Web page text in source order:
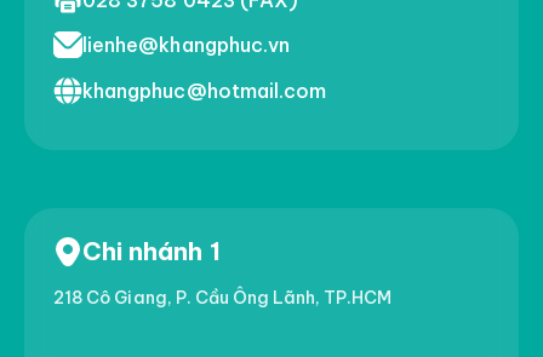
lienhe@khangphuc.vn
khangphuc@hotmail.com
Chi nhánh 1
218 Cô Giang, P. Cầu Ông Lãnh, TP.HCM